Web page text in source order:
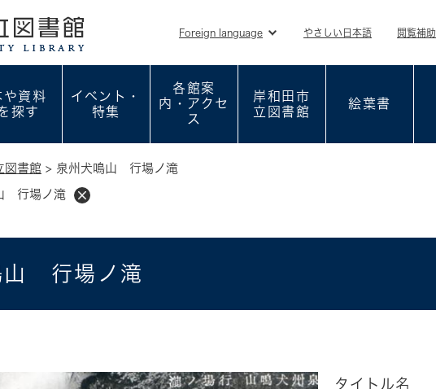
Foreign language やさしい日本語 閲覧補助
や資料
探す
イベント・
特集
各館案
内・アクセ
ス
岸和田市
立図書館
絵葉書
図書館 > 泉州犬鳴山 行場ノ滝
行場ノ滝
山 行場ノ滝
タイトル名